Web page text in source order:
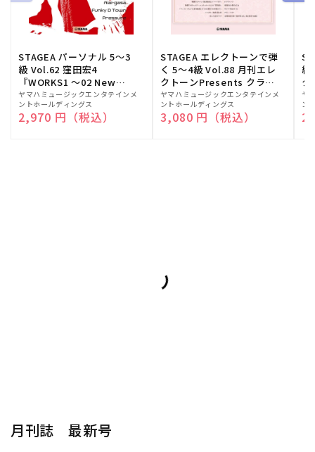
STAGEA パーソナル 5～3
級 Vol.62 窪田宏4
『WORKS1 ～02 New
edition～』
販
売
元:
ヤマハミュージックエンタテインメ
ントホールディングス
通常価格
2,970 円（税込）
STAGEA エレクトーンで弾
く 5～4級 Vol.88 月刊エレ
クトーンPresents クラシ
ック名曲集
販
売
元:
ヤマハミュージックエンタテインメ
ントホールディングス
通常価格
3,080 円（税込）
級
ク
販
売
元:
ヤ
ン